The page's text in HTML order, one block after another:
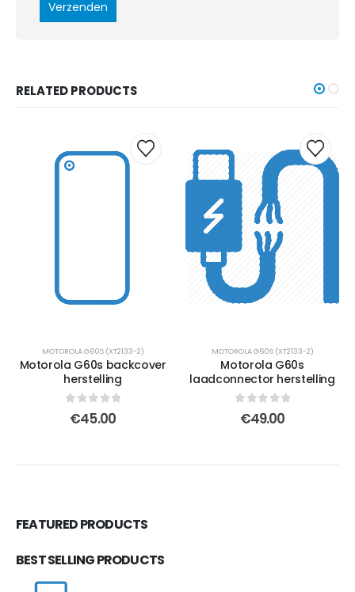
RELATED PRODUCTS
MOTOROLA G60S (XT2133-2)
Motorola G60s backcover
herstelling
out of 5
€45.00
MOTOROLA G60S (XT2133-2)
Motorola G60s
laadconnector herstelling
out of 5
€49.00
FEATURED PRODUCTS
BEST SELLING PRODUCTS